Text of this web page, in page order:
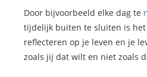
Door bijvoorbeeld elke dag te
tijdelijk buiten te sluiten is het
reflecteren op je leven en je
zoals jij dat wilt en niet zoals